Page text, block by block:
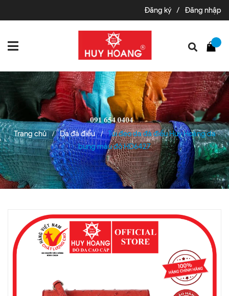
Đăng ký / Đăng nhập
Trang chủ / Da đà điểu /
Túi đeo da đà điểu Huy Hoàng da
bụng màu đỏ HD6427